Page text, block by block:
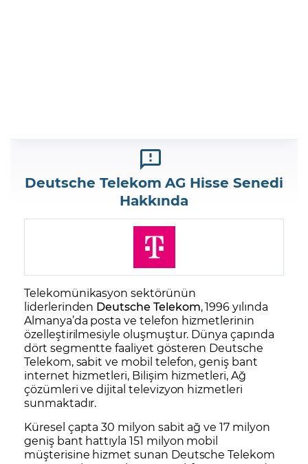
Deutsche Telekom AG Hisse Senedi
Hakkında
Telekomünikasyon sektörünün
liderlerinden Deutsche Telekom, 1996 yılında
Almanya’da posta ve telefon hizmetlerinin
özelleştirilmesiyle oluşmuştur. Dünya çapında
dört segmentte faaliyet gösteren Deutsche
Telekom, sabit ve mobil telefon, geniş bant
internet hizmetleri, Bilişim hizmetleri, Ağ
çözümleri ve dijital televizyon hizmetleri
sunmaktadır.
Küresel çapta 30 milyon sabit ağ ve 17 milyon
geniş bant hattıyla 151 milyon mobil
müşterisine hizmet sunan Deutsche Telekom